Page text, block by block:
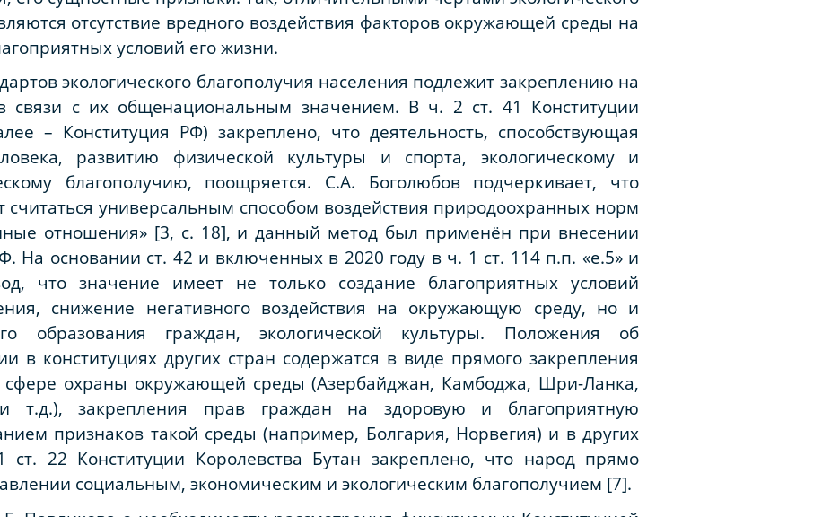
отсутствие вредного воздействия факторов окружающей среды на
условий его жизни.
экологического благополучия населения подлежит закреплению на
связи с их общенациональным значением. В ч. 2 ст. 41 Конституции
– Конституция РФ) закреплено, что деятельность, способствующая
развитию физической культуры и спорта, экологическому и
благополучию, поощряется. С.А. Боголюбов подчеркивает, что
считаться универсальным способом воздействия природоохранных норм
отношения» [3, с. 18], и данный метод был применён при внесении
На основании ст. 42 и включенных в 2020 году в ч. 1 ст. 114 п.п. «е.5» и
что значение имеет не только создание благоприятных условий
снижение негативного воздействия на окружающую среду, но и
образования граждан, экологической культуры. Положения об
в конституциях других стран содержатся в виде прямого закрепления
сфере охраны окружающей среды (Азербайджан, Камбоджа, Шри-Ланка,
т.д.), закрепления прав граждан на здоровую и благоприятную
признаков такой среды (например, Болгария, Норвегия) и в других
22 Конституции Королевства Бутан закреплено, что народ прямо
социальным, экономическим и экологическим благополучием [7].